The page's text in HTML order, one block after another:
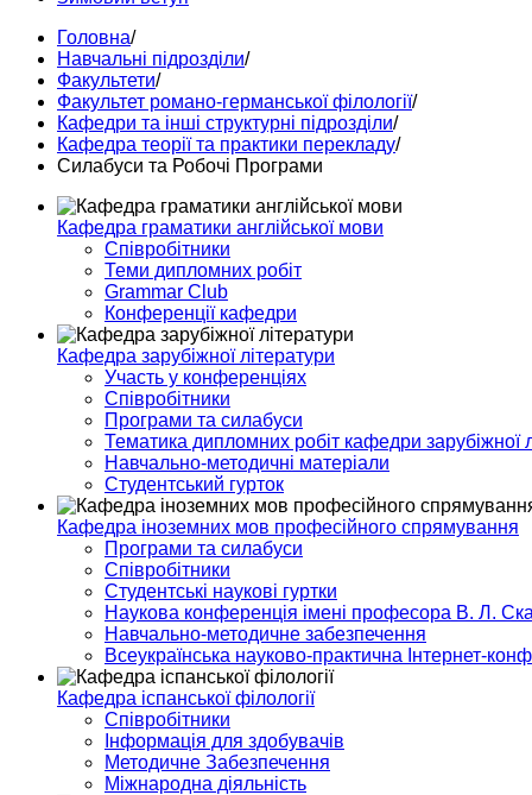
Головна/
Навчальні підрозділи/
Факультети/
Факультет романо-германської філології/
Кафедри та інші структурні підрозділи/
Кафедра теорії та практики перекладу/
Силабуси та Робочі Програми
Кафедра граматики англійської мови
Співробітники
Теми дипломних робіт
Grammar Club
Конференції кафедри
Кафедра зарубіжної літератури
Участь у конференціях
Співробітники
Програми та силабуси
Тематика дипломних робіт кафедри зарубіжної
Навчально-методичні матеріали
Студентський гурток
Кафедра іноземних мов професійного спрямування
Програми та силабуси
Співробітники
Студентські наукові гуртки
Наукова конференція імені професора В. Л.
Навчально-методичне забезпечення
Всеукраїнська науково-практична Інтернет-
Кафедра іспанської філології
Співробітники
Інформація для здобувачів
Методичне Забезпечення
Міжнародна діяльність